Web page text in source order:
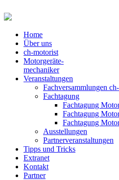
Home
Über uns
ch-motorist
Motorgeräte-
mechaniker
Veranstaltungen
Fachversammlungen
Fachtagung
Fachtagung
Fachtagung
Fachtagung
Ausstellungen
Partnerveranstaltungen
Tipps und Tricks
Extranet
Kontakt
Partner